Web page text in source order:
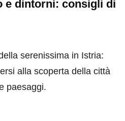
e dintorni: consigli di
serenissima in Istria:
alla scoperta della città
paesaggi.